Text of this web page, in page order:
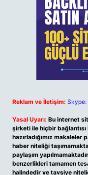
Reklam ve İletişim:
Yasal Uyarı: Bu internet
şirketi ile hiçbir
hazırladığımız
haber niteliği
paylaşım
benzerlikleri tamamen
halindedir ve tavsiye